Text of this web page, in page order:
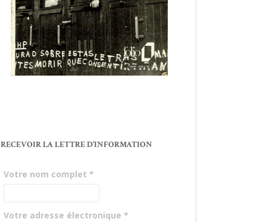
RECEVOIR LA LETTRE D’INFORMATION
Votre nom complet *
Votre adresse électronique *